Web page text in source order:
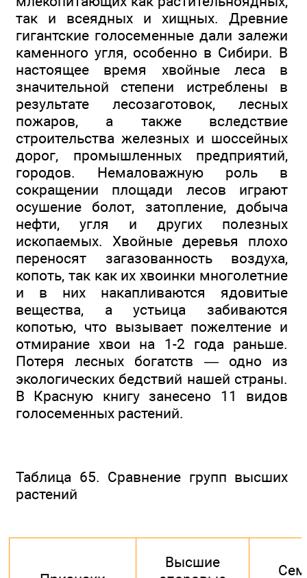
так и всеядных и хищных. Древние
гигантские голосеменные дали залежи
каменного угля, особенно в Сибири. В
настоящее время хвойные леса в
значительной степени истреблены в
результате лесозаготовок, лесных
пожаров, а также вследствие
строительства железных и шоссейных
дорог, промышленных предприятий,
городов. Немаловажную роль в
сокращении площади лесов играют
осушение болот, затопление, добыча
нефти, угля и других полезных
ископаемых. Хвойные деревья плохо
переносят загазованность воздуха,
копоть, так как их хвоинки многолетние
и в них накапливаются ядовитые
вещества, а устьица забиваются
копотью, что вызывает пожелтение и
отмирание хвои на 1-2 года раньше.
Потеря лесных богатств — одно из
экологических бедствий нашей страны.
В Красную книгу занесено 11 видов
голосеменных растений.
Таблица 65. Сравнение групп высших
растений
Высшие